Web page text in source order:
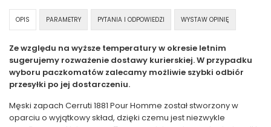
OPIS PARAMETRY PYTANIA I ODPOWIEDZI WYSTAW OPINIĘ
Ze względu na wyższe temperatury w okresie letnim
sugerujemy rozważenie dostawy kurierskiej. W przypadku
wyboru paczkomatów zalecamy możliwie szybki odbiór
przesyłki po jej dostarczeniu.
Męski zapach Cerruti 1881 Pour Homme został stworzony w
oparciu o wyjątkowy skład, dzięki czemu jest niezwykle